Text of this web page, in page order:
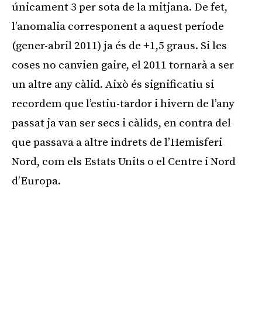
únicament 3 per sota de la mitjana. De fet,
l’anomalia corresponent a aquest període
(gener-abril 2011) ja és de +1,5 graus. Si les
coses no canvien gaire, el 2011 tornarà a ser
un altre any càlid. Això és significatiu si
recordem que l’estiu-tardor i hivern de l’any
passat ja van ser secs i càlids, en contra del
que passava a altre indrets de l’Hemisferi
Nord, com els Estats Units o el Centre i Nord
d’Europa.